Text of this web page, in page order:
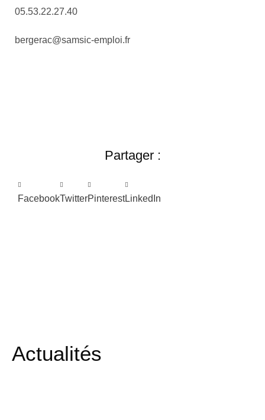
05.53.22.27.40
bergerac@samsic-emploi.fr
Partager :
FacebookTwitterPinterestLinkedIn
Actualités